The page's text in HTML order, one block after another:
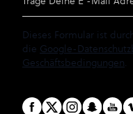
Dieses Formular ist
die Google-
Geschäftsbedingungen.